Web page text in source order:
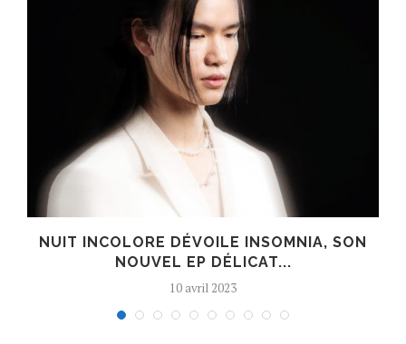
NUIT INCOLORE DÉVOILE INSOMNIA, SON
NOUVEL EP DÉLICAT...
10 avril 2023